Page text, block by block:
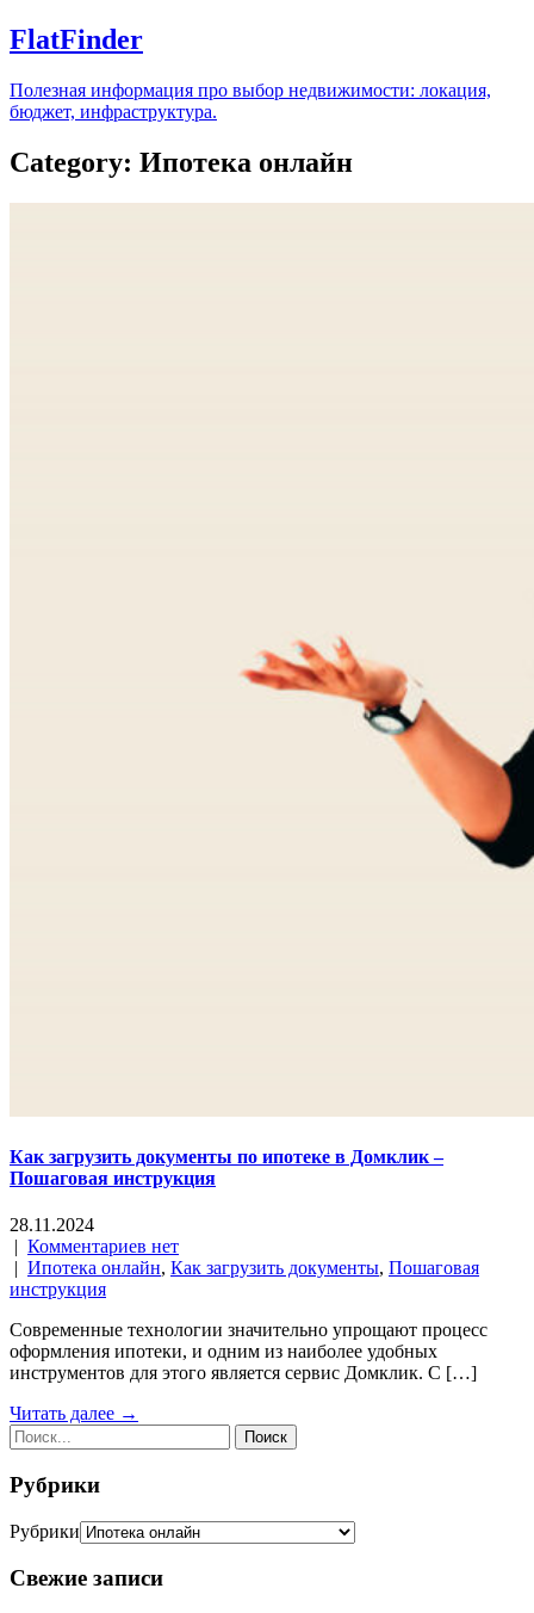
FlatFinder
Полезная информация про выбор недвижимости: локация,
бюджет, инфраструктура.
Category: Ипотека онлайн
Как загрузить документы по ипотеке в Домклик –
Пошаговая инструкция
28.11.2024
| Комментариев нет
| Ипотека онлайн, Как загрузить документы, Пошаговая
инструкция
Современные технологии значительно упрощают процесс
оформления ипотеки, и одним из наиболее удобных
инструментов для этого является сервис Домклик. С […]
Читать далее →
Рубрики
Рубрики
Свежие записи